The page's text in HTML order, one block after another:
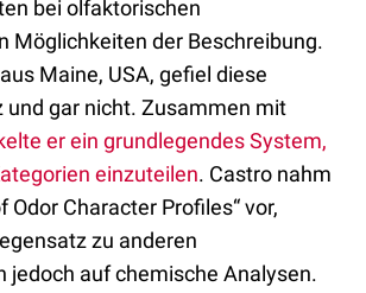
bei olfaktorischen
Möglichkeiten der Beschreibung.
Maine, USA, gefiel diese
und gar nicht. Zusammen mit
er ein grundlegendes System,
einzuteilen. Castro nahm
Odor Character Profiles“ vor,
zu anderen
jedoch auf chemische Analysen.